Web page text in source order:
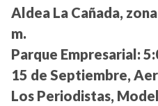
Aldea La Cañada,
m.
Parque Empresarial:
15 de Septiembre,
Los Periodistas,